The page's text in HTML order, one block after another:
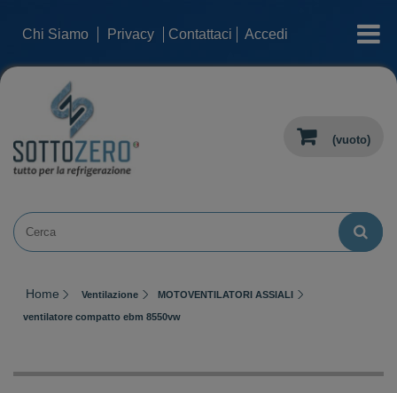
Chi Siamo Privacy Contattaci Accedi categorie
(vuoto)
Home Ventilazione MOTOVENTILATORI ASSIALI
ventilatore compatto ebm 8550vw